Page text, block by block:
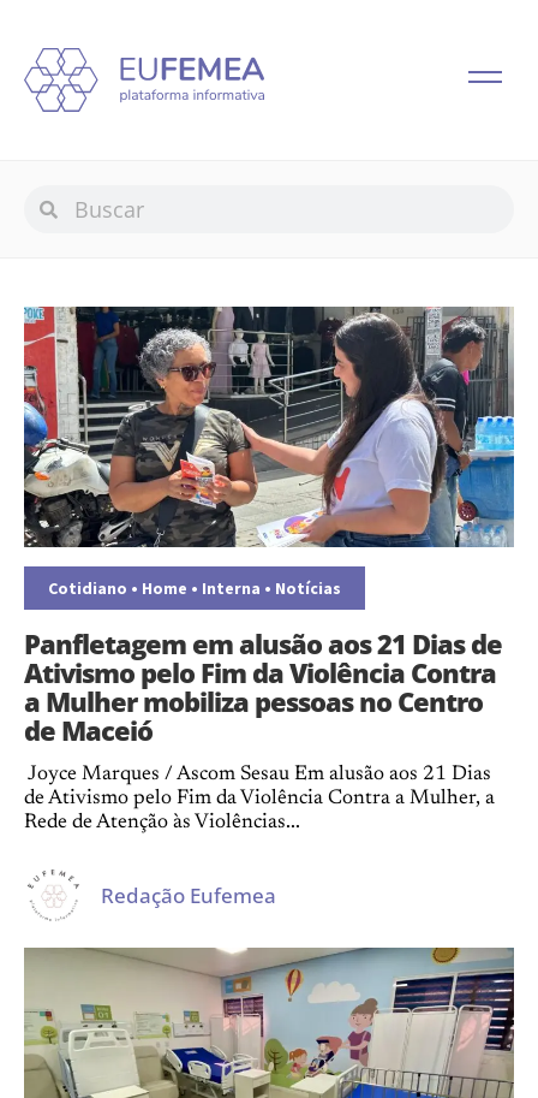
Cotidiano • Home • Interna • Notícias
Panfletagem em alusão aos 21 Dias de
Ativismo pelo Fim da Violência Contra
a Mulher mobiliza pessoas no Centro
de Maceió
Joyce Marques / Ascom Sesau Em alusão aos 21 Dias
de Ativismo pelo Fim da Violência Contra a Mulher, a
Rede de Atenção às Violências...
Redação Eufemea